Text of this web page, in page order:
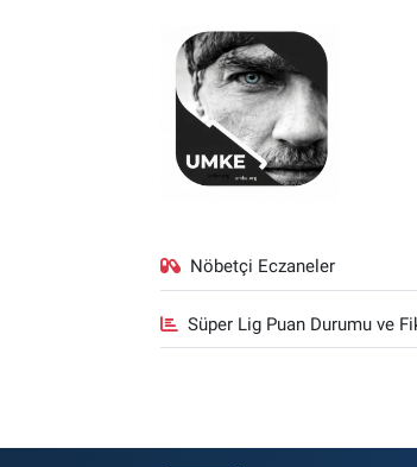
Nöbetçi Eczaneler
Süper Lig Puan Durumu ve